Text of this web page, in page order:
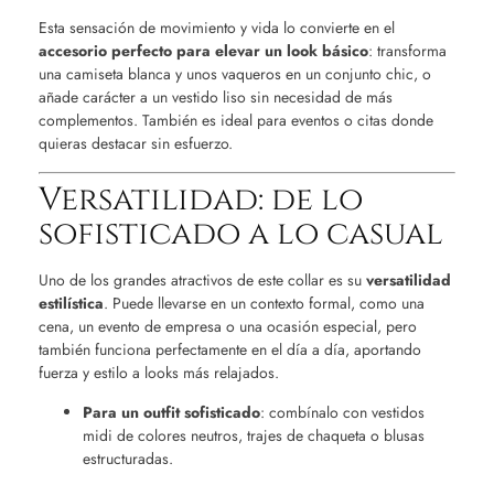
Esta sensación de movimiento y vida lo convierte en el
accesorio perfecto para elevar un look básico: transforma
una camiseta blanca y unos vaqueros en un conjunto chic, o
añade carácter a un vestido liso sin necesidad de más
complementos. También es ideal para eventos o citas donde
quieras destacar sin esfuerzo.
Versatilidad: de lo
sofisticado a lo casual
Uno de los grandes atractivos de este collar es su versatilidad
estilística. Puede llevarse en un contexto formal, como una
cena, un evento de empresa o una ocasión especial, pero
también funciona perfectamente en el día a día, aportando
fuerza y estilo a looks más relajados.
Para un outfit sofisticado: combínalo con vestidos
midi de colores neutros, trajes de chaqueta o blusas
estructuradas.